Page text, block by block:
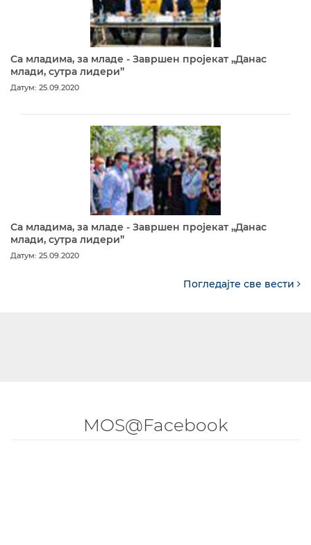
Са младима, за младе - Завршен пројекат „Данас
млади, сутра лидери”
Датум: 25.09.2020
Са младима, за младе - Завршен пројекат „Данас
млади, сутра лидери”
Датум: 25.09.2020
Погледајте све вести
MOS@Facebook